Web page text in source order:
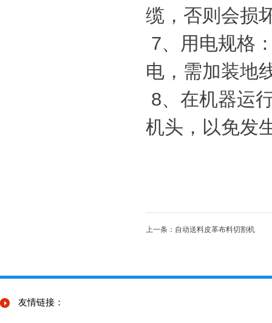
缆，否则会损
7、用电规格
电，需加装地
8、在机器运
机头，以免发
上一条：自动送料皮革布料切割机
友情链接：